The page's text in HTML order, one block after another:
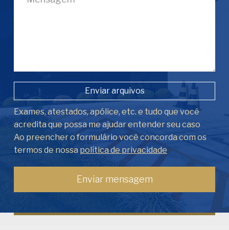
Enviar arquivos
Exames, atestados, apólice, etc. e tudo que você
acredita que possa me ajudar entender seu caso
Ao preencher o formulário você concorda com os
termos de nossa política de privacidade